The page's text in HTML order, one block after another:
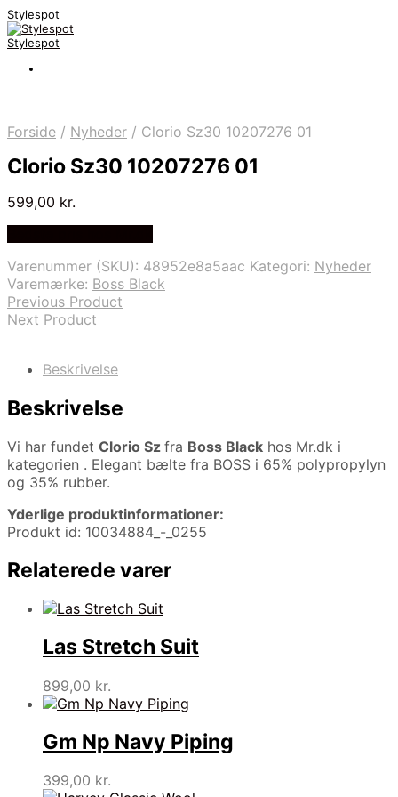
Stylespot
Stylespot
Forside / Nyheder / Clorio Sz30 10207276 01
Clorio Sz30 10207276 01
599,00 kr.
Varenummer (SKU): 48952e8a5aac Kategori: Nyheder
Varemærke: Boss Black
Previous Product
Next Product
Beskrivelse
Beskrivelse
Vi har fundet Clorio Sz fra Boss Black hos Mr.dk i
kategorien . Elegant bælte fra BOSS i 65% polypropylyn
og 35% rubber.
Yderlige produktinformationer:
Produkt id: 10034884_-_0255
Relaterede varer
Las Stretch Suit
899,00 kr.
Gm Np Navy Piping
399,00 kr.